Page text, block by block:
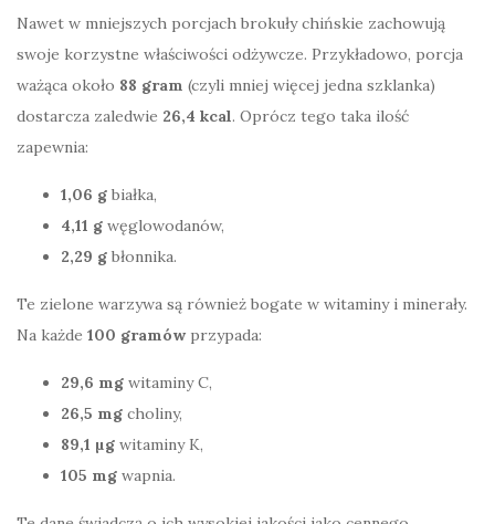
Nawet w mniejszych porcjach brokuły chińskie zachowują
swoje korzystne właściwości odżywcze. Przykładowo, porcja
ważąca około 88 gram (czyli mniej więcej jedna szklanka)
dostarcza zaledwie 26,4 kcal. Oprócz tego taka ilość
zapewnia:
1,06 g białka,
4,11 g węglowodanów,
2,29 g błonnika.
Te zielone warzywa są również bogate w witaminy i minerały.
Na każde 100 gramów przypada:
29,6 mg witaminy C,
26,5 mg choliny,
89,1 µg witaminy K,
105 mg wapnia.